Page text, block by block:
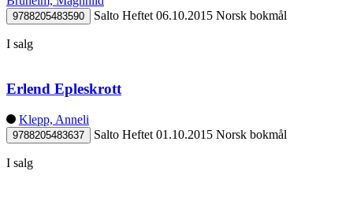
9788205483590 Salto Heftet 06.10.2015 Norsk bokmål
I salg
Erlend Epleskrott
Klepp, Anneli
9788205483637 Salto Heftet 01.10.2015 Norsk bokmål
I salg